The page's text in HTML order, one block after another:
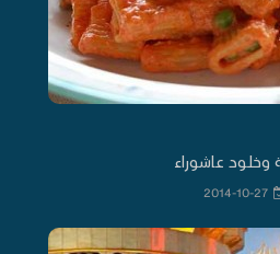
عاشوراء
2014-10-27